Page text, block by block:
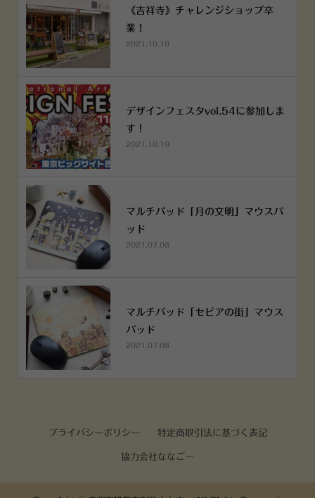
《吉祥寺》チャレンジショップ卒
業！
2021.10.19
デザインフェスタvol.54に参加しま
す！
2021.10.19
マルチパッド「月の文明」マウスパ
ッド
2021.07.08
マルチパッド「セピアの街」マウス
パッド
2021.07.08
プライバシーポリシー 特定商取引法に基づく表記
協力会社ななごー